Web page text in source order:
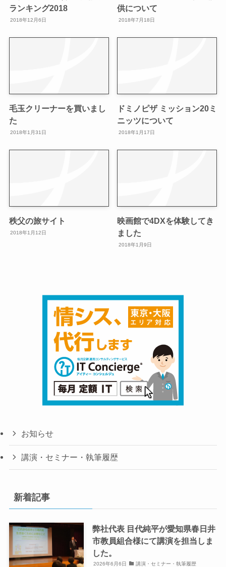
ランキング2018
2018年12月6日
供について
2018年7月18日
毛玉クリーナーを買いまし
た
2018年1月31日
ドミノピザ ミッション20ミ
ニッツについて
2018年1月17日
秩父の旅サイト
2018年1月12日
映画館で4DXを体験してき
ました
2018年1月9日
お知らせ
講演・セミナー・執筆履歴
新着記事
弊社代表 目代純平が愛知県春日井
市教員組合様にて講演を担当しま
した。
2026年6月6日 講演・セミナー・執筆履歴